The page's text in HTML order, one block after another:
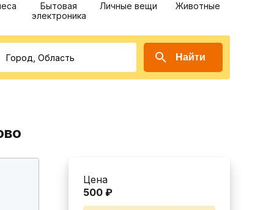
Бытовая
электроника
Личные вещи Животные
Найти
Цена
500 ₽